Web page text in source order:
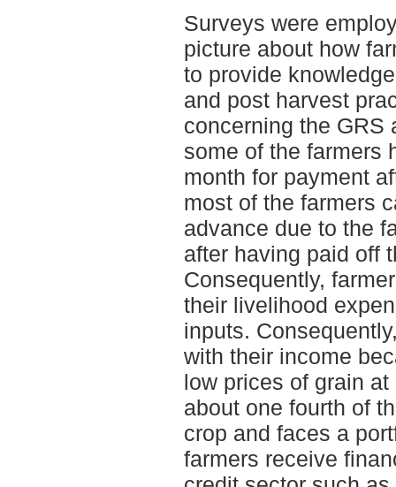
Surveys were
picture about how
to provide
and post harvest
concerning the GRS
some of the farmers
month for payment
most of the farmers
advance due to the
after having paid off
Consequently,
their livelihood
inputs.
with their income
low prices of grain
about one fourth of
crop and faces a
farmers receive